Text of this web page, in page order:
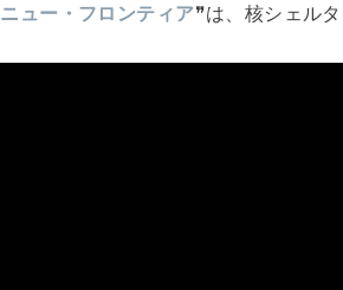
ニュー・フロンティア❞は、核シェル